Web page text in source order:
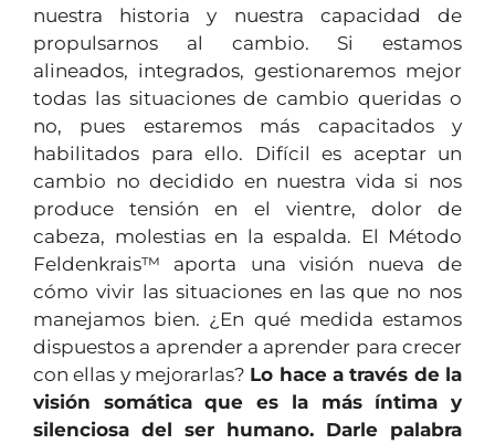
nuestra historia y nuestra capacidad de
propulsarnos al cambio. Si estamos
alineados, integrados, gestionaremos mejor
todas las situaciones de cambio queridas o
no, pues estaremos más capacitados y
habilitados para ello. Difícil es aceptar un
cambio no decidido en nuestra vida si nos
produce tensión en el vientre, dolor de
cabeza, molestias en la espalda. El Método
Feldenkrais™ aporta una visión nueva de
cómo vivir las situaciones en las que no nos
manejamos bien. ¿En qué medida estamos
dispuestos a aprender a aprender para crecer
con ellas y mejorarlas? Lo hace a través de la
visión somática que es la más íntima y
silenciosa del ser humano. Darle palabra